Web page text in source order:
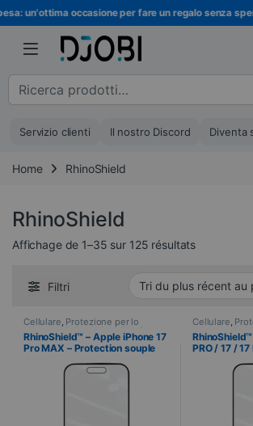
Vai alla navigazione
Vai al contenutooccasione per fare un regalo senza
Cerca :
Servizio clienti Il nostro Discord Diventa
Home RhinoShield
RhinoShield
Affichage de 1–35 sur 125 résultatsOrdinati
Filtri
Cellulare, Protezione per lo
schermo, RhinoShield Telefonia,
Vetri temperati
RhinoShield™ – Apple iPhone 17
Pro MAX – Protection souple
lumière bleue + Applicateur
Cellulare,
schermo,
Vetri
PRO / 17 /
Anti lumière